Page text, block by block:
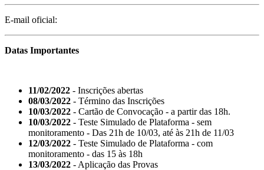
E-mail oficial:
Datas Importantes
11/02/2022 - Inscrições abertas
08/03/2022 - Término das Inscrições
10/03/2022 - Cartão de Convocação - a partir das 18h.
10/03/2022 - Teste Simulado de Plataforma - sem
monitoramento - Das 21h de 10/03, até às 21h de 11/03
12/03/2022 - Teste Simulado de Plataforma - com
monitoramento - das 15 às 18h
13/03/2022 - Aplicação das Provas